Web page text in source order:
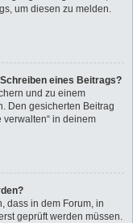
um diesen zu melden.
eines Beitrags?
und zu einem
Den gesicherten Beitrag
verwalten“ in deinem
dass in dem Forum, in
geprüft werden müssen.